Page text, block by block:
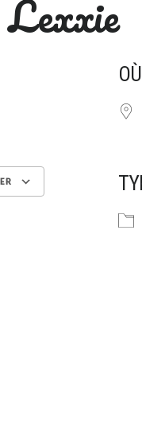
Calendrier
OÙ